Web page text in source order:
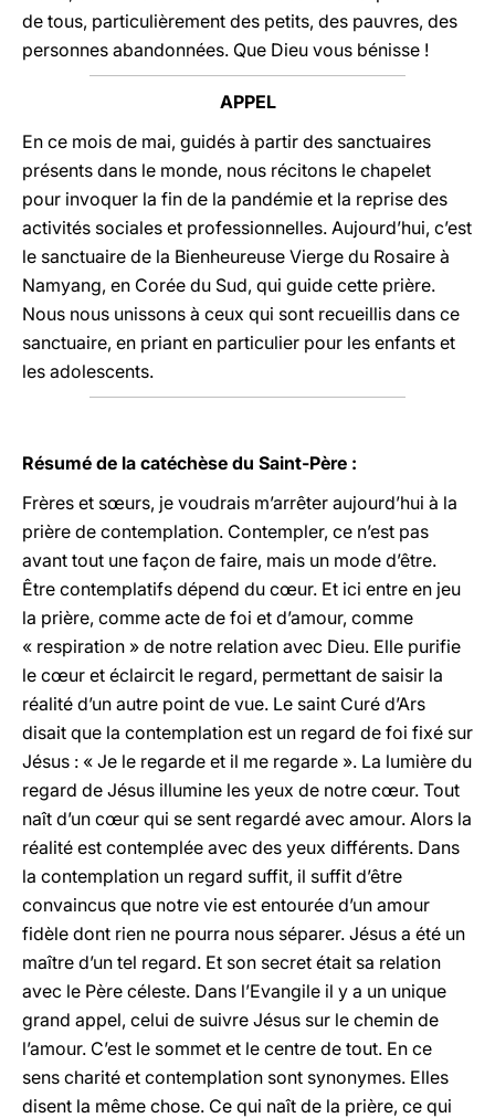
de tous, particulièrement des petits, des pauvres, des
personnes abandonnées. Que Dieu vous bénisse !
APPEL
En ce mois de mai, guidés à partir des sanctuaires
présents dans le monde, nous récitons le chapelet
pour invoquer la fin de la pandémie et la reprise des
activités sociales et professionnelles. Aujourd’hui, c’est
le sanctuaire de la Bienheureuse Vierge du Rosaire à
Namyang, en Corée du Sud, qui guide cette prière.
Nous nous unissons à ceux qui sont recueillis dans ce
sanctuaire, en priant en particulier pour les enfants et
les adolescents.
Résumé de la catéchèse du Saint-Père :
Frères et sœurs, je voudrais m’arrêter aujourd’hui à la
prière de contemplation. Contempler, ce n’est pas
avant tout une façon de faire, mais un mode d’être.
Être contemplatifs dépend du cœur. Et ici entre en jeu
la prière, comme acte de foi et d’amour, comme
« respiration » de notre relation avec Dieu. Elle purifie
le cœur et éclaircit le regard, permettant de saisir la
réalité d’un autre point de vue. Le saint Curé d’Ars
disait que la contemplation est un regard de foi fixé sur
Jésus : « Je le regarde et il me regarde ». La lumière du
regard de Jésus illumine les yeux de notre cœur. Tout
naît d’un cœur qui se sent regardé avec amour. Alors la
réalité est contemplée avec des yeux différents. Dans
la contemplation un regard suffit, il suffit d’être
convaincus que notre vie est entourée d’un amour
fidèle dont rien ne pourra nous séparer. Jésus a été un
maître d’un tel regard. Et son secret était sa relation
avec le Père céleste. Dans l’Evangile il y a un unique
grand appel, celui de suivre Jésus sur le chemin de
l’amour. C’est le sommet et le centre de tout. En ce
sens charité et contemplation sont synonymes. Elles
disent la même chose. Ce qui naît de la prière, ce qui